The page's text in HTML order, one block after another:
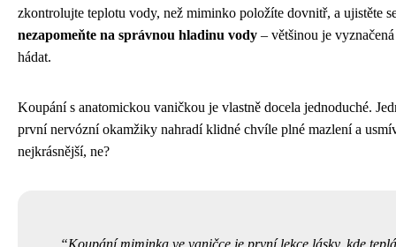
zkontrolujte teplotu vody, než miminko položíte dovnitř, a ujistěte
nezapomeňte na správnou hladinu vody – většinou je
hádat.
Koupání s anatomickou vaničkou je vlastně docela jednoduché.
první nervózní okamžiky nahradí klidné chvíle plné mazlení a
nejkrásnější, ne?